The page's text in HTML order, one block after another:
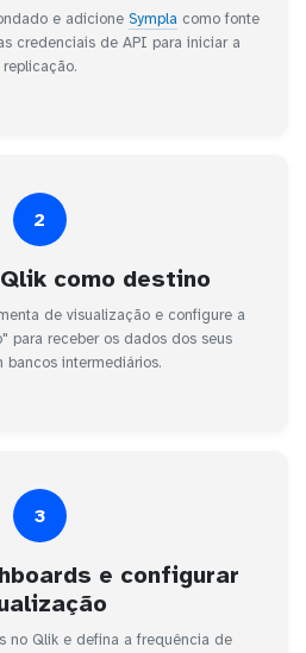
e adicione Sympla como fonte
credenciais de API para iniciar a
replicação.
2
como destino
de visualização e configure a
para receber os dados dos seus
bancos intermediários.
3
e configurar
no Qlik e defina a frequência de